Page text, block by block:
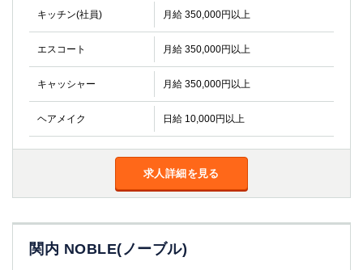
キッチン(社員) 月給 350,000円以上
エスコート 月給 350,000円以上
キャッシャー 月給 350,000円以上
ヘアメイク 日給 10,000円以上
求人詳細を見る
関内 NOBLE(ノーブル)